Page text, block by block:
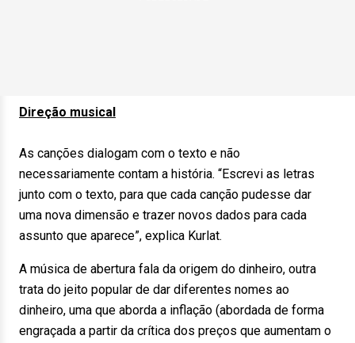
Direção musical
As canções dialogam com o texto e não
necessariamente contam a história. “Escrevi as letras
junto com o texto, para que cada canção pudesse dar
uma nova dimensão e trazer novos dados para cada
assunto que aparece”, explica Kurlat.
A música de abertura fala da origem do dinheiro, outra
trata do jeito popular de dar diferentes nomes ao
dinheiro, uma que aborda a inflação (abordada de forma
engraçada a partir da crítica dos preços que aumentam o